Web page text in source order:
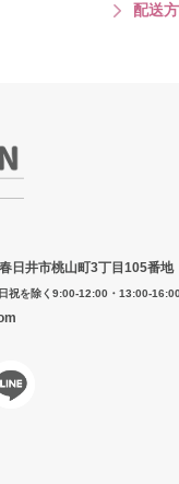
配送
日井市桃山町3丁目105番地
祝を除く9:00-12:00・13:00-16:00